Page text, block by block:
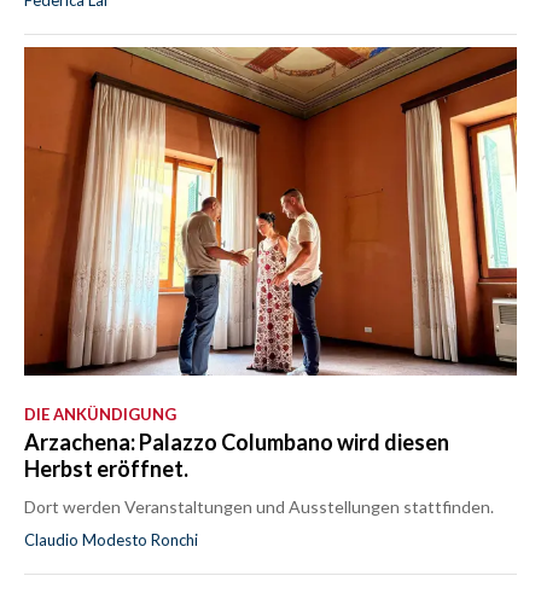
DIE ANKÜNDIGUNG
Arzachena: Palazzo Columbano wird diesen
Herbst eröffnet.
Dort werden Veranstaltungen und Ausstellungen stattfinden.
Claudio Modesto Ronchi